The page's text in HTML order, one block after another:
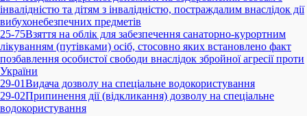
інвалідністю та дітям з інвалідністю, постраждалим внаслідок дії
вибухонебезпечних предметів
25-75Взяття на облік для забезпечення санаторно-курортним
лікуванням (путівками) осіб, стосовно яких встановлено факт
позбавлення особистої свободи внаслідок збройної агресії проти
України
29-01Видача дозволу на спеціальне водокористування
29-02Припинення дії (відкликання) дозволу на спеціальне
водокористування